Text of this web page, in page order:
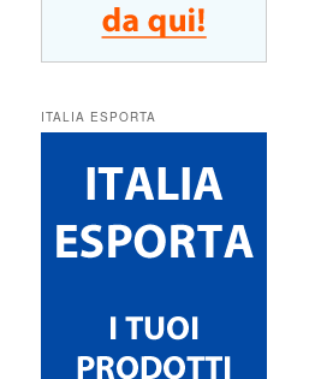
ITALIA ESPORTA